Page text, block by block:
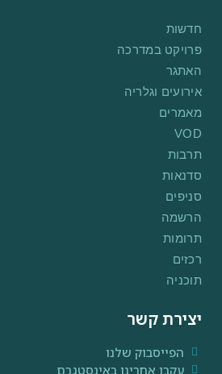
חדשות
פרויקט במדרכה
האתגר
אירועים וגלריה
מאמרים
VOD
תרבות
סדנאות
סניפים
הרשמה
תרומות
רכזים
תוכניה
יצירת קשר
הפייסבוק שלנו
עקבו אחרינו באינסטגרם